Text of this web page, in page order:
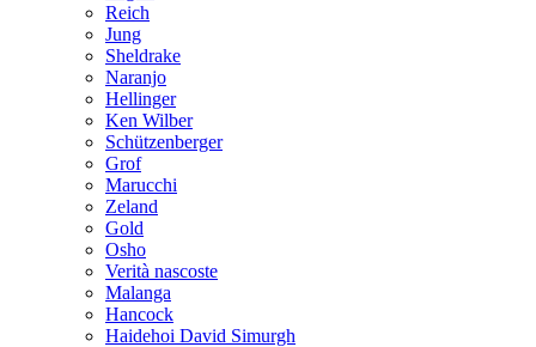
Reich
Jung
Sheldrake
Naranjo
Hellinger
Ken Wilber
Schützenberger
Grof
Marucchi
Zeland
Gold
Osho
Verità nascoste
Malanga
Hancock
Haidehoi David Simurgh